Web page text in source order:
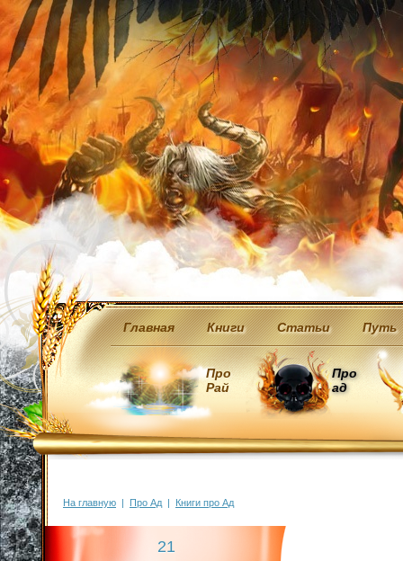
Главная Книги Статьи Путь
Про
Рай
Про
ад
На главную | Про Ад | Книги про Ад
21